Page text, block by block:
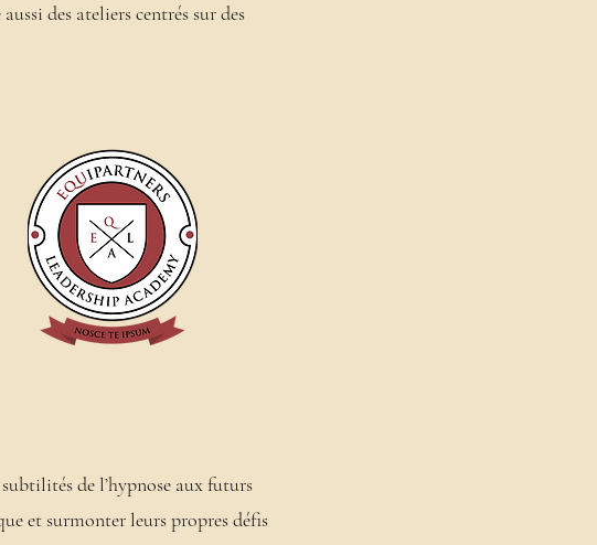
des ateliers centrés sur des
de l’hypnose aux futurs
et surmonter leurs propres défis